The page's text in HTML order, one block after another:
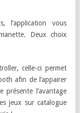
l’application vous
Deux choix
celle-ci permet
afin de l’appairer
l’avantage
jeux sur catalogue